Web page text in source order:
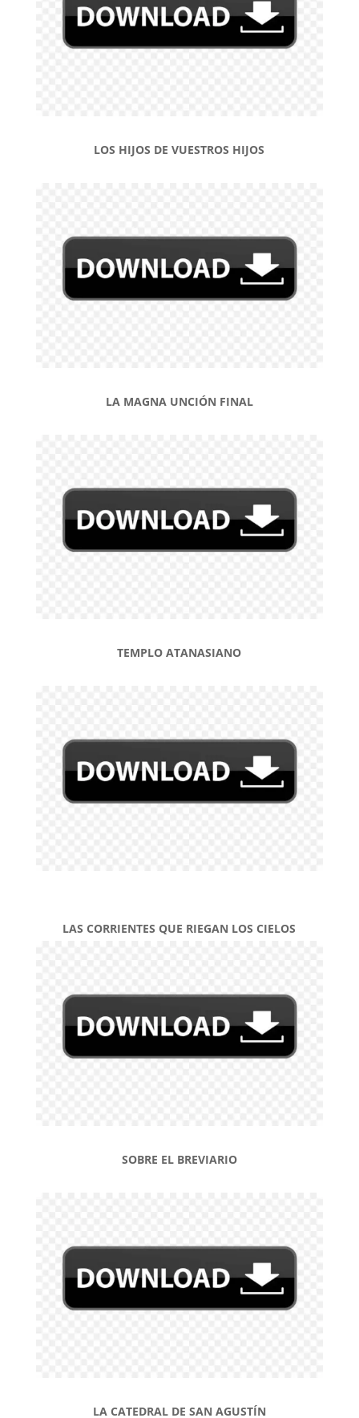
LOS HIJOS DE VUESTROS HIJOS
LA MAGNA UNCIÓN FINAL
TEMPLO ATANASIANO
LAS CORRIENTES QUE RIEGAN LOS CIELOS
SOBRE EL BREVIARIO
LA CATEDRAL DE SAN AGUSTÍN